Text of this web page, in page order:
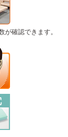
確認できます。